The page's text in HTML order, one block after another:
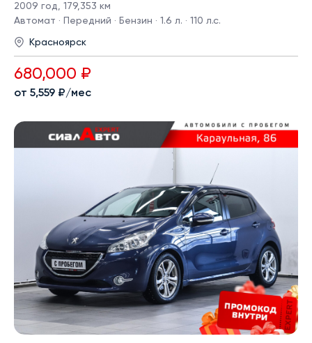
2009 год, 179,353 км
Автомат · Передний · Бензин · 1.6 л. · 110 л.с.
Красноярск
680,000 ₽
от 5,559 ₽/мес